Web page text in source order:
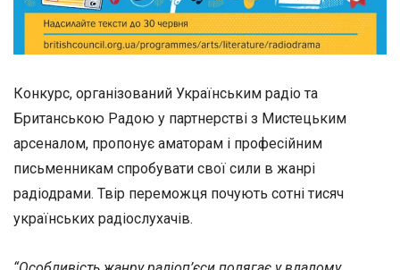
Конкурс, організований Українським радіо та
Британською Радою у партнерстві з Мистецьким
арсеналом, пропонує аматорам і професійним
письменникам спробувати свої сили в жанрі
радіодрами. Твір переможця почують cотні тисяч
українських радіослухачів.